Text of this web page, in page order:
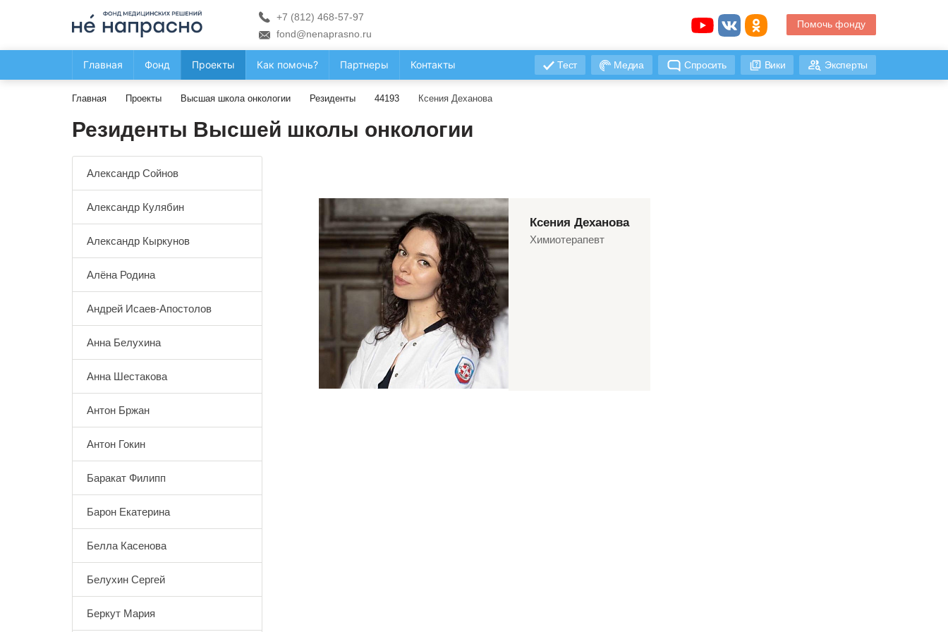
+7 (812) 468-57-97
fond@nenaprasno.ru
Помочь фонду
Главная Фонд Проекты Как помочь? Партнеры Контакты Тест Медиа Спросить Вики Эксперты
Главная Проекты Высшая школа онкологии Резиденты 44193 Ксения Деханова
Резиденты Высшей школы онкологии
Александр Сойнов
Александр Кулябин
Александр Кыркунов
Алёна Родина
Андрей Исаев-Апостолов
Анна Белухина
Анна Шестакова
Антон Бржан
Антон Гокин
Баракат Филипп
Барон Екатерина
Белла Касенова
Белухин Сергей
Беркут Мария
Ксения Деханова
Химиотерапевт